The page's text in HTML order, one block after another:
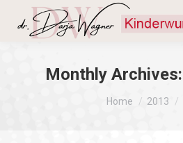
Monthly Archives:
You are here:
Home 2013